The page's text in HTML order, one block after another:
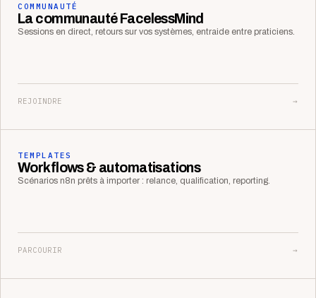
COMMUNAUTÉ
La communauté FacelessMind
Sessions en direct, retours sur vos systèmes, entraide entre praticiens.
REJOINDRE →
TEMPLATES
Workflows & automatisations
Scénarios n8n prêts à importer : relance, qualification, reporting.
PARCOURIR →